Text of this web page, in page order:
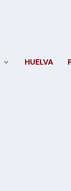
HUELVA